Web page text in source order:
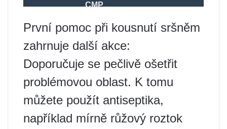
CMP
První pomoc při kousnutí sršněm
zahrnuje další akce:
Doporučuje se pečlivě ošetřit
problémovou oblast. K tomu
můžete použít antiseptika,
například mírně růžový roztok